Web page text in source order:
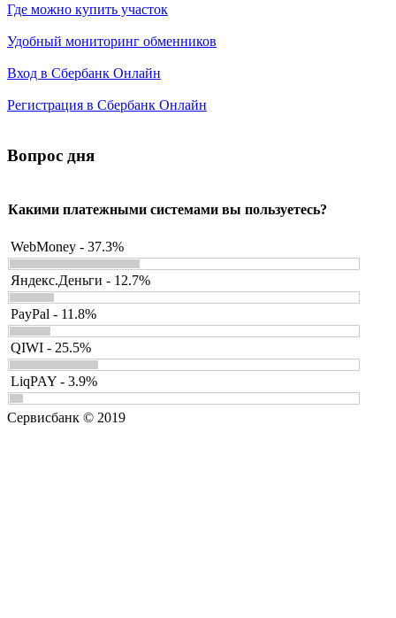
Где можно купить участок
Удобный мониторинг обменников
Вход в Сбербанк Онлайн
Регистрация в Сбербанк Онлайн
Вопрос дня
Какими платежными системами вы пользуетесь?
WebMoney - 37.3%
Яндекс.Деньги - 12.7%
PayPal - 11.8%
QIWI - 25.5%
LiqPAY - 3.9%
Сервисбанк © 2019